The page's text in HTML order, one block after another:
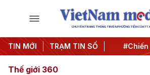
CHUYÊN TRANG THÔNG TIN ĐA PHƯƠNG TIỆN CỦA
TIN MỚI TRẠM TIN SỐ
quyết thành hành động #Chiến
Thế giới 360